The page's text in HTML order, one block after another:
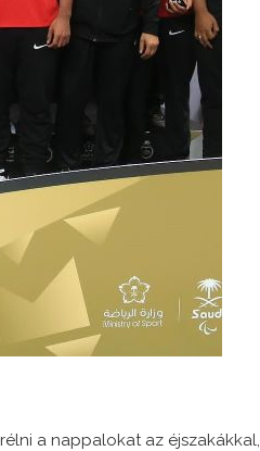
a nappalokat az éjszakákkal,